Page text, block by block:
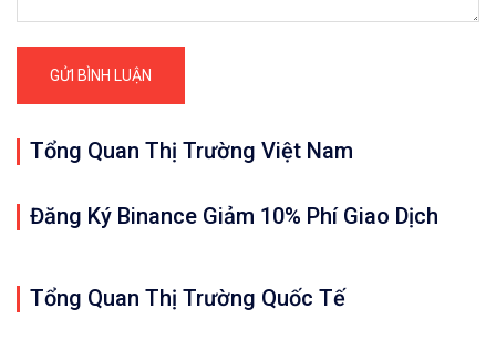
Tổng Quan Thị Trường Việt Nam
Đăng Ký Binance Giảm 10% Phí Giao Dịch
Tổng Quan Thị Trường Quốc Tế